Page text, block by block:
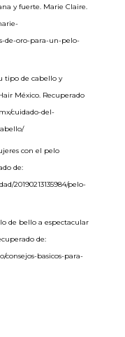
y fuerte. Marie Claire.
de-oro-para-un-pelo-
tipo de cabello y
México. Recuperado
cuidado-del-
con el pelo
de:
20190213135984/pelo-
de bello a espectacular
de:
consejos-basicos-para-